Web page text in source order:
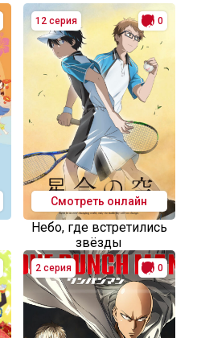
12 серия 0
Смотреть онлайн
Небо, где встретились
звёзды
2 серия 0